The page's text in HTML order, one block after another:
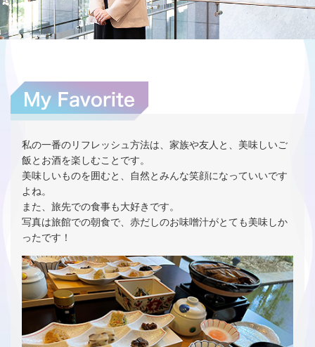
私の一番のリフレッシュ方法は、家族や友人と、美味しいご
飯とお酒を楽しむことです。
美味しいものを囲むと、自然とみんな笑顔になっていいです
よね。
また、旅先での食事も大好きです。
写真は旅館での朝食で、赤だしのお味噌汁がとても美味しか
ったです！